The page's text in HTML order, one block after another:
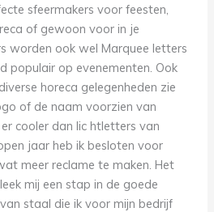
sfeermakers voor feesten,
of gewoon voor in je
worden ook wel Marquee letters
populair op evenementen. Ook
horeca gelegenheden zie
of de naam voorzien van
cooler dan lic htletters van
jaar heb ik besloten voor
meer reclame te maken. Het
mij een stap in de goede
staal die ik voor mijn bedrijf